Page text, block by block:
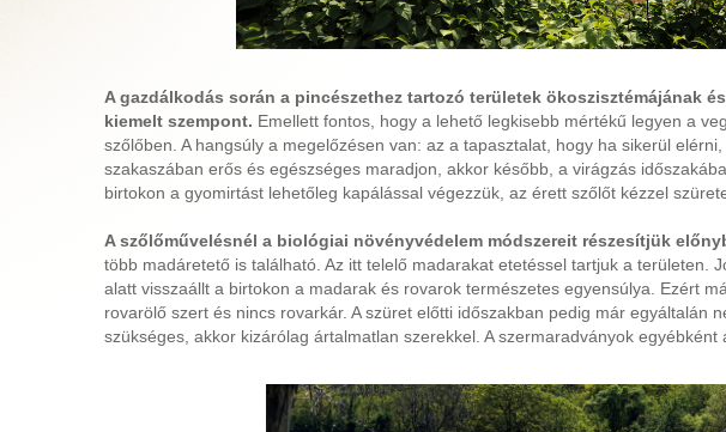
Agazdálkodás során a pincészethez tartozó területek ökoszisztémájának
kiemelt szempont. Emellett fontos, hogy a lehető legkisebb mértékű legyen a
szőlőben. A hangsúly a megelőzésen van: az a tapasztalat, hogy ha sikerül
szakaszában erős és egészséges maradjon, akkor később, a virágzás
birtokon a gyomirtást lehetőleg kapálással végezzük, az érett szőlőt kézzel
A szőlőművelésnél a biológiai növényvédelem módszereit részesítjük
több madáretető is található. Az itt telelő madarakat etetéssel tartjuk a területen.
alatt visszaállt a birtokon a madarak és rovarok természetes egyensúlya. Ezért
rovarölő szert és nincs rovarkár. A szüret előtti időszakban pedig már egyáltalán
szükséges, akkor kizárólag ártalmatlan szerekkel. A szermaradványok egyébként